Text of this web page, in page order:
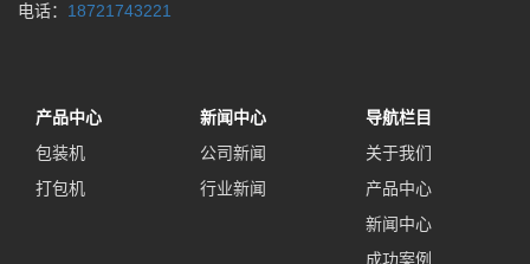
电话： 18721743221
产品中心
包装机
打包机
新闻中心
公司新闻
行业新闻
导航栏目
关于我们
产品中心
新闻中心
成功案例